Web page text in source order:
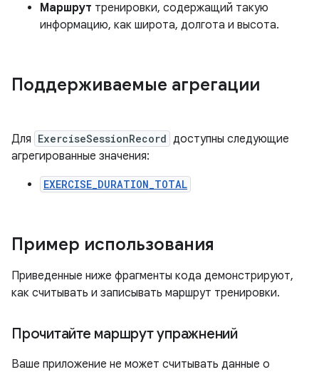
Маршрут тренировки, содержащий такую ​​
информацию, как широта, долгота и высота.
Поддерживаемые агрегации
Для ExerciseSessionRecord доступны следующие
агрегированные значения:
EXERCISE_DURATION_TOTAL
Пример использования
Приведенные ниже фрагменты кода демонстрируют,
как считывать и записывать маршрут тренировки.
Прочитайте маршрут упражнений
Ваше приложение не может считывать данные о